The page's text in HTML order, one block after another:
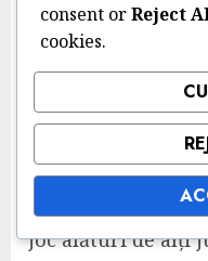
că nu ratați
comunității, cum
transmisiunile
giveaway-uri de
aceste
de a câștiga
joc alături de alți
consent orReject
cookies.